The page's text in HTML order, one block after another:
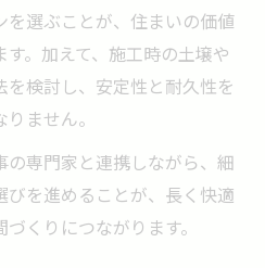
を選ぶことが、住まいの価値
。加えて、施工時の土壌や
検討し、安定性と耐久性を
ません。
の専門家と連携しながら、細
を進めることが、長く快適
くりにつながります。